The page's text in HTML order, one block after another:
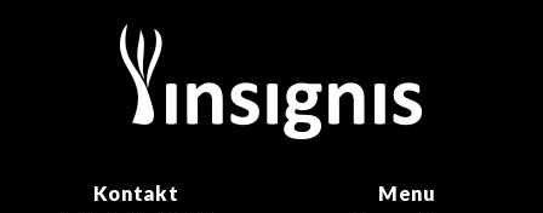
Kontakt Menu